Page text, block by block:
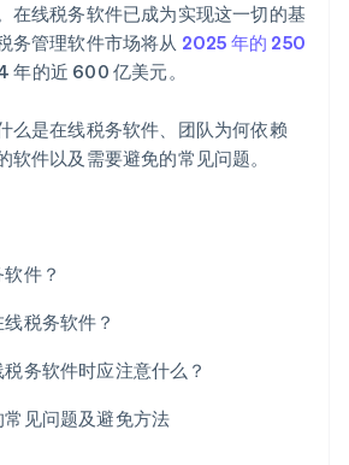
度
在线税务软件已成为实现这一切的基
务管理软件市场将从 2025 年的 250
年的近 600 亿美元。
么是在线税务软件、团队为何依赖
软件以及需要避免的常见问题。
件？
税务软件？
务软件时应注意什么？
见问题及避免方法